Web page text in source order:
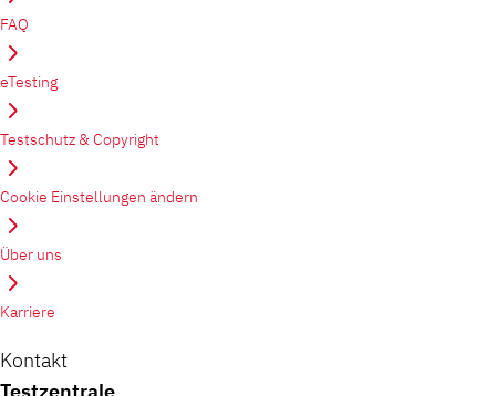
FAQ
eTesting
Testschutz & Copyright
Cookie Einstellungen ändern
Über uns
Karriere
Kontakt